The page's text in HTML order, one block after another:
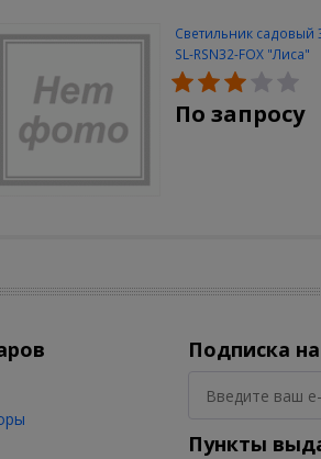
Светильник садовый
SL-RSN32-FOX "Лиса"
солн.бат, полистоун,
цветной, 32 см
По запросу
Подписка
Пункты